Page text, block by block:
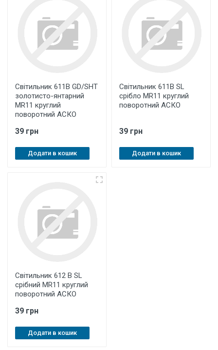
Світильник 611B GD/SHT
золотисто-янтарний
MR11 круглий
поворотний АСКО
39 грн
Додати в кошик
Світильник 611B SL
срібло MR11 круглий
поворотний АСКО
39 грн
Додати в кошик
Світильник 612 B SL
срібний MR11 круглий
поворотний АСКО
39 грн
Додати в кошик